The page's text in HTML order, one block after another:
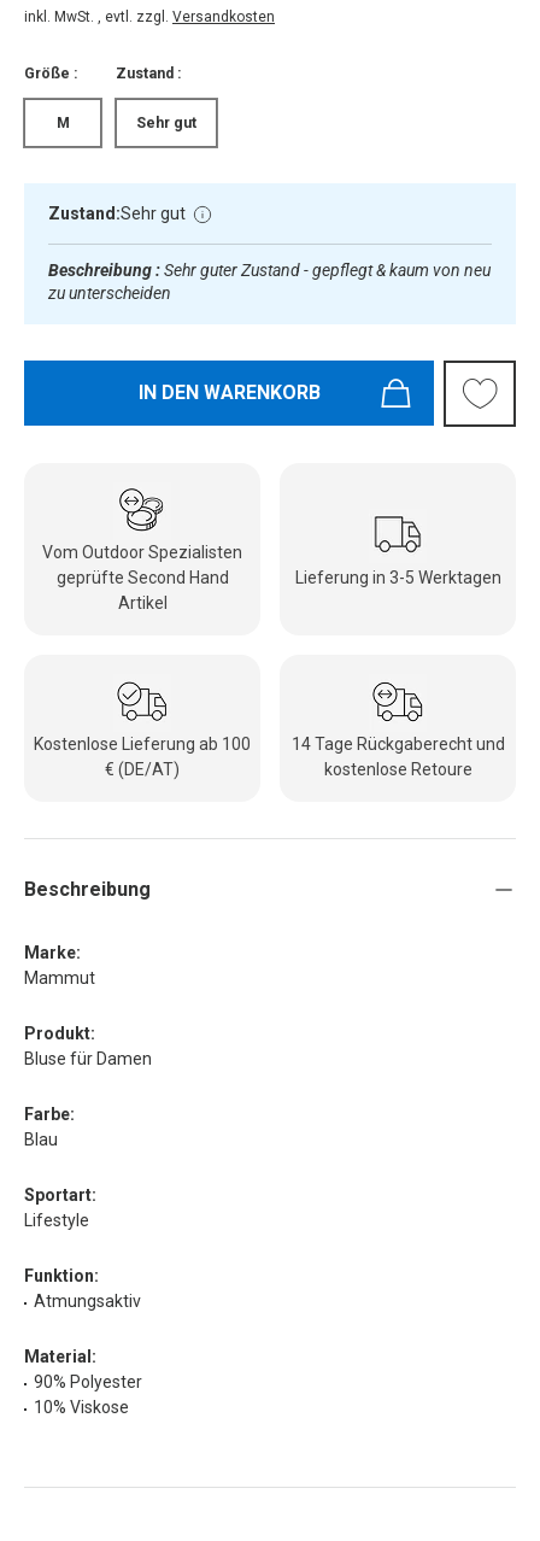
inkl. MwSt. , evtl. zzgl. Versandkosten
Größe :
M
Zustand :
Sehr gut
Zustand:Sehr gut
Beschreibung :Sehr guter Zustand - gepflegt & kaum von neu
zu unterscheiden
IN DEN WARENKORB
Vom Outdoor Spezialisten
geprüfte Second Hand
Artikel
Lieferung in 3-5 Werktagen
Kostenlose Lieferung ab 100
€ (DE/AT)
14 Tage Rückgaberecht und
kostenlose Retoure
Beschreibung
Marke:
Mammut
Produkt:
Bluse für Damen
Farbe:
Blau
Sportart:
Lifestyle
Funktion:
Atmungsaktiv
Material:
90% Polyester
10% Viskose